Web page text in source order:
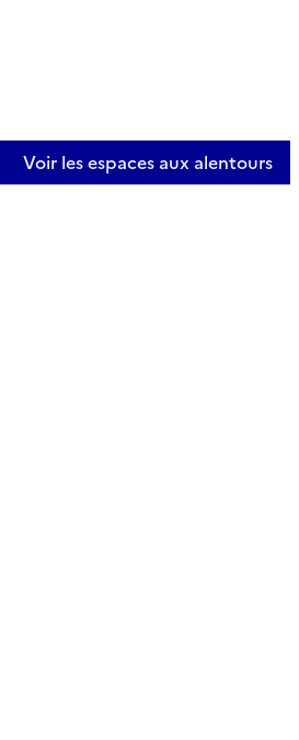
Voir les espaces aux alentours